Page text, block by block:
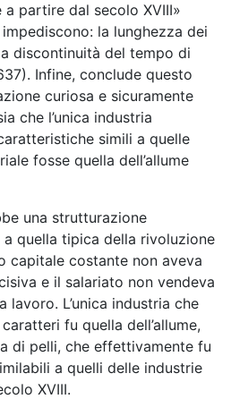
partire dal secolo XVIII»
la lunghezza dei
discontinuità del tempo di
Infine, conclude questo
curiosa e sicuramente
che l’unica industria
simili a quelle
fosse quella dell’allume
una strutturazione
quella tipica della rivoluzione
capitale costante non aveva
e il salariato non vendeva
L’unica industria che
fu quella dell’allume,
di pelli, che effettivamente fu
a quelli delle industrie
XVIII.